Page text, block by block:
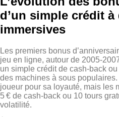
d’un simple crédit
immersives
Les premiers bonus
jeu en ligne, autour de
un simple crédit de cash‑back
des machines à sous
joueur pour sa loyauté, mais les
5 € de cash‑back ou 10 tours
volatilité.